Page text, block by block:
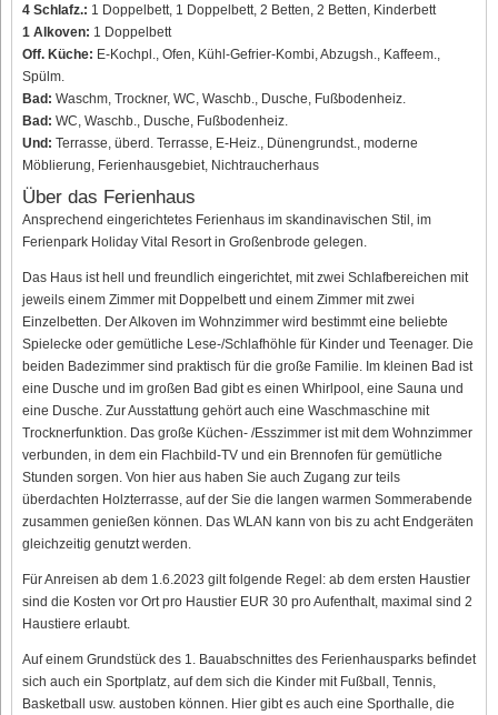
4 Schlafz.: 1 Doppelbett, 1 Doppelbett, 2 Betten, 2 Betten, Kinderbett
1 Alkoven: 1 Doppelbett
Off. Küche: E-Kochpl., Ofen, Kühl-Gefrier-Kombi, Abzugsh., Kaffeem.,
Spülm.
Bad: Waschm, Trockner, WC, Waschb., Dusche, Fußbodenheiz.
Bad: WC, Waschb., Dusche, Fußbodenheiz.
Und: Terrasse, überd. Terrasse, E-Heiz., Dünengrundst., moderne
Möblierung, Ferienhausgebiet, Nichtraucherhaus
Über das Ferienhaus
Ansprechend eingerichtetes Ferienhaus im skandinavischen Stil, im
Ferienpark Holiday Vital Resort in Großenbrode gelegen.
Das Haus ist hell und freundlich eingerichtet, mit zwei Schlafbereichen mit
jeweils einem Zimmer mit Doppelbett und einem Zimmer mit zwei
Einzelbetten. Der Alkoven im Wohnzimmer wird bestimmt eine beliebte
Spielecke oder gemütliche Lese-/Schlafhöhle für Kinder und Teenager. Die
beiden Badezimmer sind praktisch für die große Familie. Im kleinen Bad ist
eine Dusche und im großen Bad gibt es einen Whirlpool, eine Sauna und
eine Dusche. Zur Ausstattung gehört auch eine Waschmaschine mit
Trocknerfunktion. Das große Küchen- /Esszimmer ist mit dem Wohnzimmer
verbunden, in dem ein Flachbild-TV und ein Brennofen für gemütliche
Stunden sorgen. Von hier aus haben Sie auch Zugang zur teils
überdachten Holzterrasse, auf der Sie die langen warmen Sommerabende
zusammen genießen können. Das WLAN kann von bis zu acht Endgeräten
gleichzeitig genutzt werden.
Für Anreisen ab dem 1.6.2023 gilt folgende Regel: ab dem ersten Haustier
sind die Kosten vor Ort pro Haustier EUR 30 pro Aufenthalt, maximal sind 2
Haustiere erlaubt.
Auf einem Grundstück des 1. Bauabschnittes des Ferienhausparks befindet
sich auch ein Sportplatz, auf dem sich die Kinder mit Fußball, Tennis,
Basketball usw. austoben können. Hier gibt es auch eine Sporthalle, die